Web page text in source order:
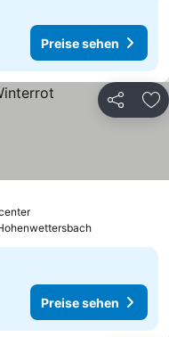
Preise sehen
Teilen
Preise sehen
Preise sehen